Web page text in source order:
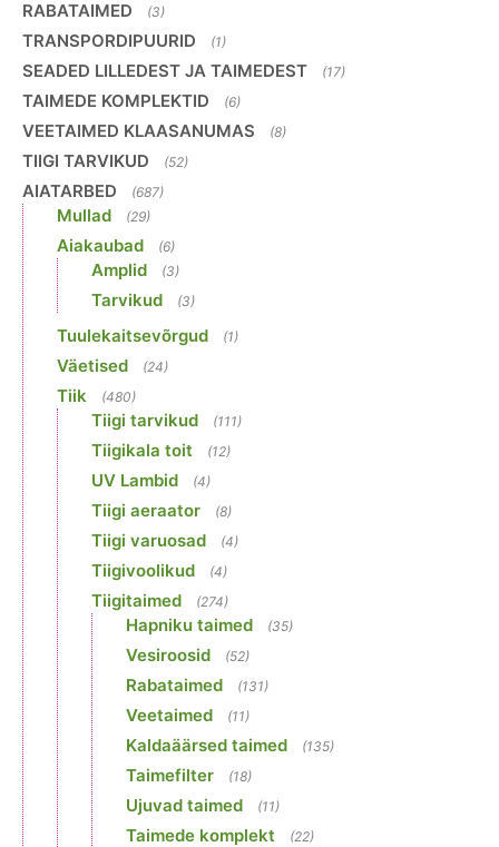
RABATAIMED (3)
TRANSPORDIPUURID (1)
SEADED LILLEDEST JA TAIMEDEST (17)
TAIMEDE KOMPLEKTID (6)
VEETAIMED KLAASANUMAS (8)
TIIGI TARVIKUD (52)
AIATARBED (687)
Mullad (29)
Aiakaubad (6)
Amplid (3)
Tarvikud (3)
Tuulekaitsevõrgud (1)
Väetised (24)
Tiik (480)
Tiigi tarvikud (111)
Tiigikala toit (12)
UV Lambid (4)
Tiigi aeraator (8)
Tiigi varuosad (4)
Tiigivoolikud (4)
Tiigitaimed (274)
Hapniku taimed (35)
Vesiroosid (52)
Rabataimed (131)
Veetaimed (11)
Kaldaäärsed taimed (135)
Taimefilter (18)
Ujuvad taimed (11)
Taimede komplekt (22)